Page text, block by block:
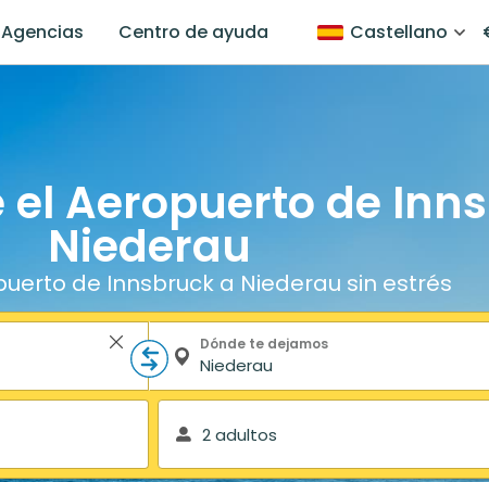
Agencias Centro de ayuda Castellano
el Aeropuerto de
Niederau
de Innsbruck a Niederau sin estrés
Dónde te dejamos
2 adultos